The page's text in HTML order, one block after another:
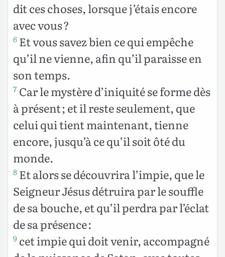
dit ces choses, lorsque j’étais encore
avec vous ?
6 Et vous savez bien ce qui empêche
qu’il ne vienne, afin qu’il paraisse en
son temps.
7 Car le mystère d’iniquité se forme dès
à présent ; et il reste seulement, que
celui qui tient maintenant, tienne
encore, jusqu’à ce qu’il soit ôté du
monde.
8 Et alors se découvrira l’impie, que le
Seigneur Jésus détruira par le souffle
de sa bouche, et qu’il perdra par l’éclat
de sa présence :
9 cet impie qui doit venir, accompagné